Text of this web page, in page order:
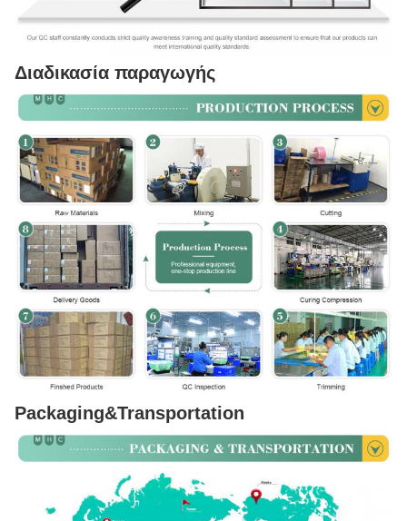
Διαδικασία παραγωγής
Packaging&Transportation